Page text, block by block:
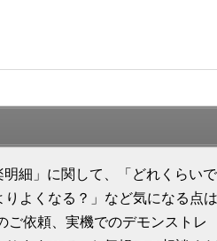
明細」に関して、「どれくらいで
よくなる？」など気になる点は
ご依頼、実機でのデモンストレ